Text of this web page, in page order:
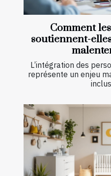
Comment
soutiennent-
L’intégration des
représente un enjeu